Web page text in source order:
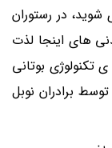
شوید، در رستوران
های اینجا لذت
تکنولوژی بوتانی
بروید و درباره ی پیشرفت این شهر در قرن 19 توسط برادران نوبل